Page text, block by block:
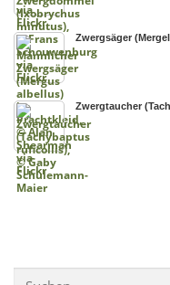
Zwergsäger
Zwergtaucher